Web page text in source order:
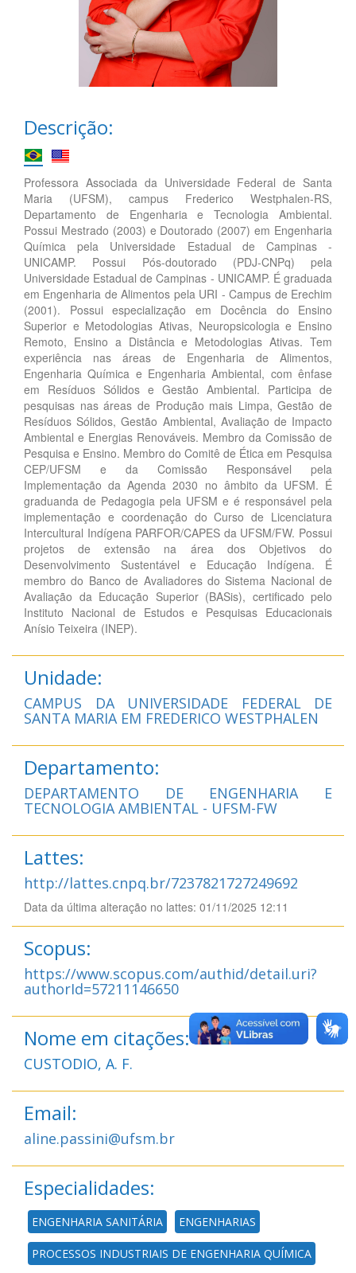
Descrição:
Professora Associada da Universidade Federal de Santa
Maria (UFSM), campus Frederico Westphalen-RS,
Departamento de Engenharia e Tecnologia Ambiental.
Possui Mestrado (2003) e Doutorado (2007) em Engenharia
Química pela Universidade Estadual de Campinas -
UNICAMP. Possui Pós-doutorado (PDJ-CNPq) pela
Universidade Estadual de Campinas - UNICAMP. É graduada
em Engenharia de Alimentos pela URI - Campus de Erechim
(2001). Possui especialização em Docência do Ensino
Superior e Metodologias Ativas, Neuropsicologia e Ensino
Remoto, Ensino a Distância e Metodologias Ativas. Tem
experiência nas áreas de Engenharia de Alimentos,
Engenharia Química e Engenharia Ambiental, com ênfase
em Resíduos Sólidos e Gestão Ambiental. Participa de
pesquisas nas áreas de Produção mais Limpa, Gestão de
Resíduos Sólidos, Gestão Ambiental, Avaliação de Impacto
Ambiental e Energias Renováveis. Membro da Comissão de
Pesquisa e Ensino. Membro do Comitê de Ética em Pesquisa
CEP/UFSM e da Comissão Responsável pela
Implementação da Agenda 2030 no âmbito da UFSM. É
graduanda de Pedagogia pela UFSM e é responsável pela
implementação e coordenação do Curso de Licenciatura
Intercultural Indígena PARFOR/CAPES da UFSM/FW. Possui
projetos de extensão na área dos Objetivos do
Desenvolvimento Sustentável e Educação Indígena. É
membro do Banco de Avaliadores do Sistema Nacional de
Avaliação da Educação Superior (BASis), certificado pelo
Instituto Nacional de Estudos e Pesquisas Educacionais
Anísio Teixeira (INEP).
Unidade:
CAMPUS DA UNIVERSIDADE FEDERAL DE
SANTA MARIA EM FREDERICO WESTPHALEN
Departamento:
DEPARTAMENTO DE ENGENHARIA E
TECNOLOGIA AMBIENTAL - UFSM-FW
Lattes:
http://lattes.cnpq.br/7237821727249692
Data da última alteração no lattes: 01/11/2025 12:11
Scopus:
https://www.scopus.com/authid/detail.uri?
authorId=57211146650
Nome em citações:
CUSTODIO, A. F.
Email:
aline.passini@ufsm.br
Especialidades:
ENGENHARIA SANITÁRIA ENGENHARIAS
PROCESSOS INDUSTRIAIS DE ENGENHARIA QUÍMICA